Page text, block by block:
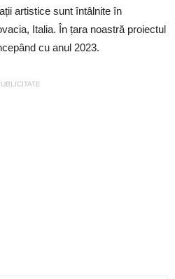
artistice sunt întâlnite în
Italia. În țara noastră proiectul
cu anul 2023.